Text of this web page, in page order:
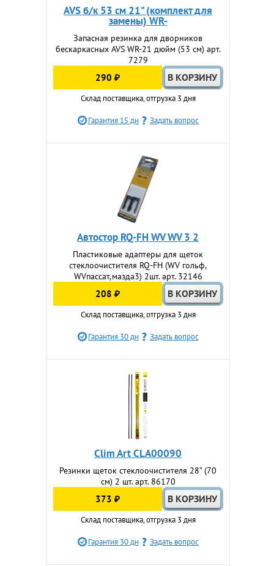
AVS б/к 53 см 21" (комплект для
замены) WR-
Запасная резинка для дворников
бескаркасных AVS WR-21 дюйм (53 см) арт.
7279
290 ₽
Склад поставщика, отгрузка 3 дня
Гарантия 15 дн Задать вопрос
Автостор RQ-FH WV WV 3 2
Пластиковые адаптеры для щеток
стеклоочистителя RQ-FH (WV гольф,
WVпассат,мазда3) 2шт. арт. 32146
208 ₽
Склад поставщика, отгрузка 3 дня
Гарантия 30 дн Задать вопрос
Clim Art CLA00090
Резинки щеток стеклоочистителя 28” (70
cм) 2 шт. арт. 86170
373 ₽
Склад поставщика, отгрузка 3 дня
Гарантия 30 дн Задать вопрос